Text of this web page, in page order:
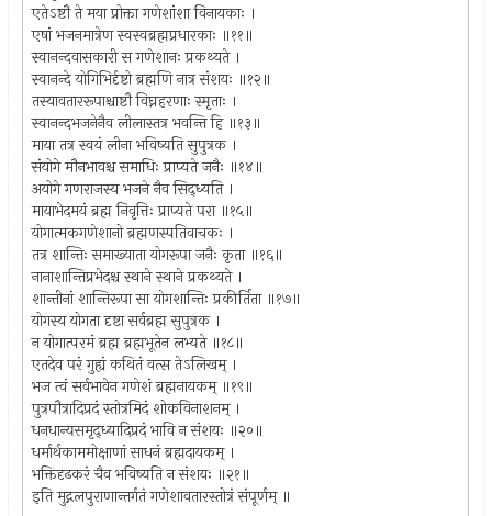
एतेऽष्टौ ते मया प्रोक्ता गणेशांशा विनायकाः ।
एषां भजनमात्रेण स्वस्वब्रह्मप्रधारकाः ॥११॥
स्वानन्दवासकारी स गणेशानः प्रकथ्यते ।
स्वानन्दे योगिभिर्दृष्टो ब्रह्मणि नात्र संशयः ॥१२॥
तस्यावताररूपाश्चाष्टौ विघ्नहरणाः स्मृताः ।
स्वानन्दभजनेनैव लीलास्तत्र भवन्ति हि ॥१३॥
माया तत्र स्वयं लीना भविष्यति सुपुत्रक ।
संयोगे मौनभावश्च समाधिः प्राप्यते जनैः ॥१४॥
अयोगे गणराजस्य भजने नैव सिद्ध्यति ।
मायाभेदमयं ब्रह्म निवृत्तिः प्राप्यते परा ॥१५॥
योगात्मकगणेशानो ब्रह्मणस्पतिवाचकः ।
तत्र शान्तिः समाख्याता योगरूपा जनैः कृता ॥१६॥
नानाशान्तिप्रभेदश्च स्थाने स्थाने प्रकथ्यते ।
शान्तीनां शान्तिरूपा सा योगशान्तिः प्रकीर्तिता ॥१७॥
योगस्य योगता दृष्टा सर्वब्रह्म सुपुत्रक ।
न योगात्परमं ब्रह्म ब्रह्मभूतेन लभ्यते ॥१८॥
एतदेव परं गुह्यं कथितं वत्स तेऽलिखम् ।
भज त्वं सर्वभावेन गणेशं ब्रह्मनायकम् ॥१९॥
पुत्रपौत्रादिप्रदं स्तोत्रमिदं शोकविनाशनम् ।
धनधान्यसमृद्ध्यादिप्रदं भावि न संशयः ॥२०॥
धर्मार्थकाममोक्षाणां साधनं ब्रह्मदायकम् ।
भक्तिदृढकरं चैव भविष्यति न संशयः ॥२१॥
इति मुद्गलपुराणान्तर्गतं गणेशावतारस्तोत्रं संपूर्णम् ॥